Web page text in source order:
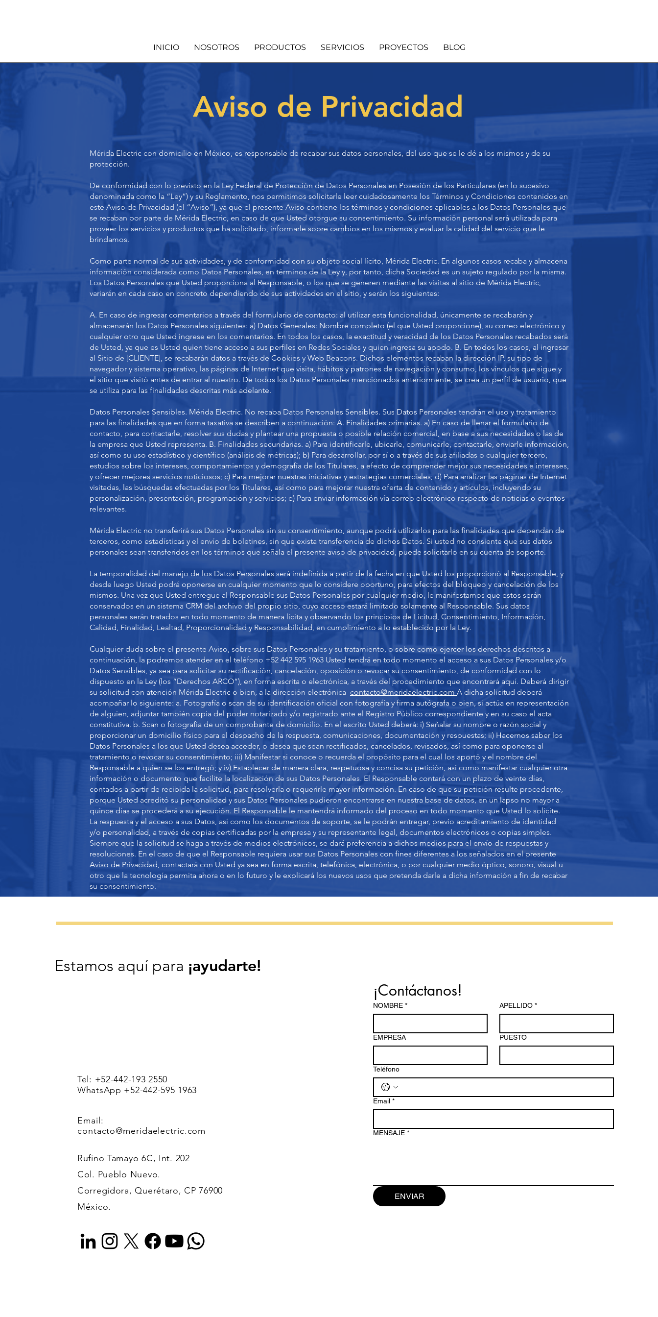
INICIO NOSOTROS PRODUCTOS SERVICIOS PROYECTOS BLOG
Aviso de Privacidad
Mérida Electric con domicilio en México, es responsable de recabar sus datos personales, del uso que se le dé a los mismos y de su
protección.
De conformidad con lo previsto en la Ley Federal de Protección de Datos Personales en Posesión de los Particulares (en lo sucesivo
denominada como la “Ley”) y su Reglamento, nos permitimos solicitarle leer cuidadosamente los Términos y Condiciones contenidos en
este Aviso de Privacidad (el “Aviso”), ya que el presente Aviso contiene los términos y condiciones aplicables a los Datos Personales que
se recaban por parte de Mérida Electric, en caso de que Usted otorgue su consentimiento. Su información personal será utilizada para
proveer los servicios y productos que ha solicitado, informarle sobre cambios en los mismos y evaluar la calidad del servicio que le
brindamos.
Como parte normal de sus actividades, y de conformidad con su objeto social lícito, Mérida Electric. En algunos casos recaba y almacena
información considerada como Datos Personales, en términos de la Ley y, por tanto, dicha Sociedad es un sujeto regulado por la misma.
Los Datos Personales que Usted proporciona al Responsable, o los que se generen mediante las visitas al sitio de Mérida Electric,
variarán en cada caso en concreto dependiendo de sus actividades en el sitio, y serán los siguientes:
A. En caso de ingresar comentarios a través del formulario de contacto: al utilizar esta funcionalidad, únicamente se recabarán y
almacenarán los Datos Personales siguientes: a) Datos Generales: Nombre completo (el que Usted proporcione), su correo electrónico y
cualquier otro que Usted ingrese en los comentarios. En todos los casos, la exactitud y veracidad de los Datos Personales recabados será
de Usted, ya que es Usted quien tiene acceso a sus perfiles en Redes Sociales y quien ingresa su apodo. B. En todos los casos, al ingresar
al Sitio de [CLIENTE], se recabarán datos a través de Cookies y Web Beacons. Dichos elementos recaban la dirección IP, su tipo de
navegador y sistema operativo, las páginas de Internet que visita, hábitos y patrones de navegación y consumo, los vínculos que sigue y
el sitio que visitó antes de entrar al nuestro. De todos los Datos Personales mencionados anteriormente, se crea un perfil de usuario, que
se utiliza para las finalidades descritas más adelante.
Datos Personales Sensibles. Mérida Electric. No recaba Datos Personales Sensibles. Sus Datos Personales tendrán el uso y tratamiento
para las finalidades que en forma taxativa se describen a continuación: A. Finalidades primarias. a) En caso de llenar el formulario de
contacto, para contactarle, resolver sus dudas y plantear una propuesta o posible relación comercial, en base a sus necesidades o las de
la empresa que Usted representa. B. Finalidades secundarias. a) Para identificarle, ubicarle, comunicarle, contactarle, enviarle información,
así como su uso estadístico y científico (análisis de métricas); b) Para desarrollar, por sí o a través de sus afiliadas o cualquier tercero,
estudios sobre los intereses, comportamientos y demografía de los Titulares, a efecto de comprender mejor sus necesidades e intereses,
y ofrecer mejores servicios noticiosos; c) Para mejorar nuestras iniciativas y estrategias comerciales; d) Para analizar las páginas de Internet
visitadas, las búsquedas efectuadas por los Titulares, así como para mejorar nuestra oferta de contenido y artículos, incluyendo su
personalización, presentación, programación y servicios; e) Para enviar información vía correo electrónico respecto de noticias o eventos
relevantes.
Mérida Electric no transferirá sus Datos Personales sin su consentimiento, aunque podrá utilizarlos para las finalidades que dependan de
terceros, como estadísticas y el envío de boletines, sin que exista transferencia de dichos Datos. Si usted no consiente que sus datos
personales sean transferidos en los términos que señala el presente aviso de privacidad, puede solicitarlo en su cuenta de soporte.
La temporalidad del manejo de los Datos Personales será indefinida a partir de la fecha en que Usted los proporcionó al Responsable, y
desde luego Usted podrá oponerse en cualquier momento que lo considere oportuno, para efectos del bloqueo y cancelación de los
mismos. Una vez que Usted entregue al Responsable sus Datos Personales por cualquier medio, le manifestamos que estos serán
conservados en un sistema CRM del archivo del propio sitio, cuyo acceso estará limitado solamente al Responsable. Sus datos
personales serán tratados en todo momento de manera lícita y observando los principios de Licitud, Consentimiento, Información,
Calidad, Finalidad, Lealtad, Proporcionalidad y Responsabilidad, en cumplimiento a lo establecido por la Ley.
Cualquier duda sobre el presente Aviso, sobre sus Datos Personales y su tratamiento, o sobre como ejercer los derechos descritos a
continuación, la podremos atender en el teléfono +52 442 595 1963 Usted tendrá en todo momento el acceso a sus Datos Personales y/o
Datos Sensibles, ya sea para solicitar su rectificación, cancelación, oposición o revocar su consentimiento, de conformidad con lo
dispuesto en la Ley (los “Derechos ARCO”), en forma escrita o electrónica, a través del procedimiento que encontrará aquí. Deberá dirigir
su solicitud con atención Mérida Electric o bien, a la dirección electrónica contacto@meridaelectric.com A dicha solicitud deberá
acompañar lo siguiente: a. Fotografía o scan de su identificación oficial con fotografía y firma autógrafa o bien, si actúa en representación
de alguien, adjuntar también copia del poder notarizado y/o registrado ante el Registro Público correspondiente y en su caso el acta
constitutiva. b. Scan o fotografía de un comprobante de domicilio. En el escrito Usted deberá: i) Señalar su nombre o razón social y
proporcionar un domicilio físico para el despacho de la respuesta, comunicaciones, documentación y respuestas; ii) Hacernos saber los
Datos Personales a los que Usted desea acceder, o desea que sean rectificados, cancelados, revisados, así como para oponerse al
tratamiento o revocar su consentimiento; iii) Manifestar si conoce o recuerda el propósito para el cual los aportó y el nombre del
Responsable a quien se los entregó; y iv) Establecer de manera clara, respetuosa y concisa su petición, así como manifestar cualquier otra
información o documento que facilite la localización de sus Datos Personales. El Responsable contará con un plazo de veinte días,
contados a partir de recibida la solicitud, para resolverla o requerirle mayor información. En caso de que su petición resulte procedente,
porque Usted acreditó su personalidad y sus Datos Personales pudieron encontrarse en nuestra base de datos, en un lapso no mayor a
quince días se procederá a su ejecución. El Responsable le mantendrá informado del proceso en todo momento que Usted lo solicite.
La respuesta y el acceso a sus Datos, así como los documentos de soporte, se le podrán entregar, previo acreditamiento de identidad
y/o personalidad, a través de copias certificadas por la empresa y su representante legal, documentos electrónicos o copias simples.
Siempre que la solicitud se haga a través de medios electrónicos, se dará preferencia a dichos medios para el envío de respuestas y
resoluciones. En el caso de que el Responsable requiera usar sus Datos Personales con fines diferentes a los señalados en el presente
Aviso de Privacidad, contactará con Usted ya sea en forma escrita, telefónica, electrónica, o por cualquier medio óptico, sonoro, visual u
otro que la tecnología permita ahora o en lo futuro y le explicará los nuevos usos que pretenda darle a dicha información a fin de recabar
su consentimiento.
Estamos aquí para ¡ayudarte!
Tel: +52-442-193 2550
WhatsApp +52-442-595 1963
Email:
contacto@meridaelectric.com
Rufino Tamayo 6C, Int. 202
Col. Pueblo Nuevo.
Corregidora, Querétaro, CP 76900
México.
¡Contáctanos!
NOMBRE * APELLIDO *
EMPRESA PUESTO
Teléfono
Email *
MENSAJE *
ENVIAR